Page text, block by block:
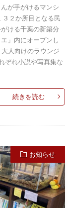
が手がけるマンシ
２か所目となる民
ける千葉の新築分
」内にオープンし
人向けのラウンジ
ぞれ小説や写真集な
続きを読む
お知らせ